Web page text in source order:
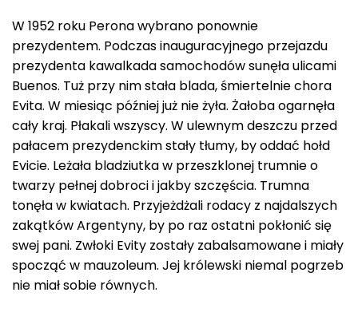
W 1952 roku Perona wybrano ponownie
prezydentem. Podczas inauguracyjnego przejazdu
prezydenta kawalkada samochodów sunęła ulicami
Buenos. Tuż przy nim stała blada, śmiertelnie chora
Evita. W miesiąc później już nie żyła. Żałoba ogarnęła
cały kraj. Płakali wszyscy. W ulewnym deszczu przed
pałacem prezydenckim stały tłumy, by oddać hołd
Evicie. Leżała bladziutka w przeszklonej trumnie o
twarzy pełnej dobroci i jakby szczęścia. Trumna
tonęła w kwiatach. Przyjeżdżali rodacy z najdalszych
zakątków Argentyny, by po raz ostatni pokłonić się
swej pani. Zwłoki Evity zostały zabalsamowane i miały
spocząć w mauzoleum. Jej królewski niemal pogrzeb
nie miał sobie równych.